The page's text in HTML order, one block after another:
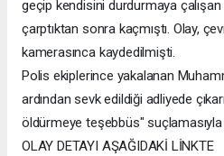
geçip kendisini durdurmaya
çarptıktan sonra kaçmıştı. Olay,
kamerasınca kaydedilmişti.
Polis ekiplerince yakalanan
ardından sevk edildiği adliyede
öldürmeye teşebbüs" suçlamasıyla
OLAY DETAYI AŞAĞIDAKİ LİNKTE